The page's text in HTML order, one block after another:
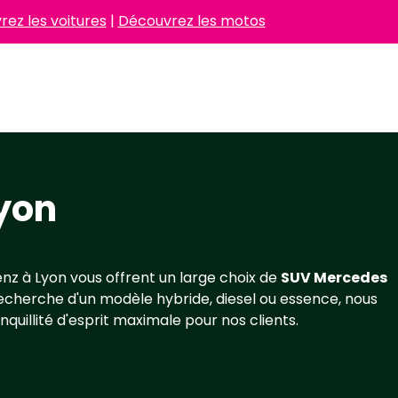
les voitures| Découvrez les motos
à Lyon vous offrent un large choix de SUV Mercedes
d'un modèle hybride, diesel ou essence, nous
d'esprit maximale pour nos clients.